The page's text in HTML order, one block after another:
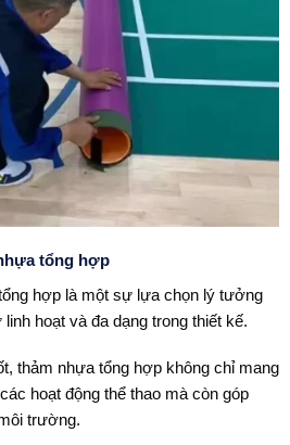
tổng hợp
hợp là một sự lựa chọn lý tưởng
hoạt và đa dạng trong thiết kế.
thảm nhựa tổng hợp không chỉ mang
hoạt động thể thao mà còn góp
trường.